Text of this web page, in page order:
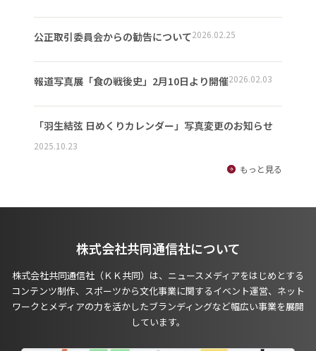
公正取引委員会からの勧告について2026.02.25
報道写真展「食の戦後史」2月10日より開催2026.02.03
「羽生結弦 日めくりカレンダー」写真変更のお知らせ
2025.10.23
もっと見る
株式会社共同通信社について
株式会社共同通信社（ＫＫ共同）は、ニュースメディアをはじめとする
コンテンツ制作、スポーツから文化事業に関するイベント運営、ネット
ワークとメディアの力を活かしたブランディングなど幅広い事業を展開
しています。